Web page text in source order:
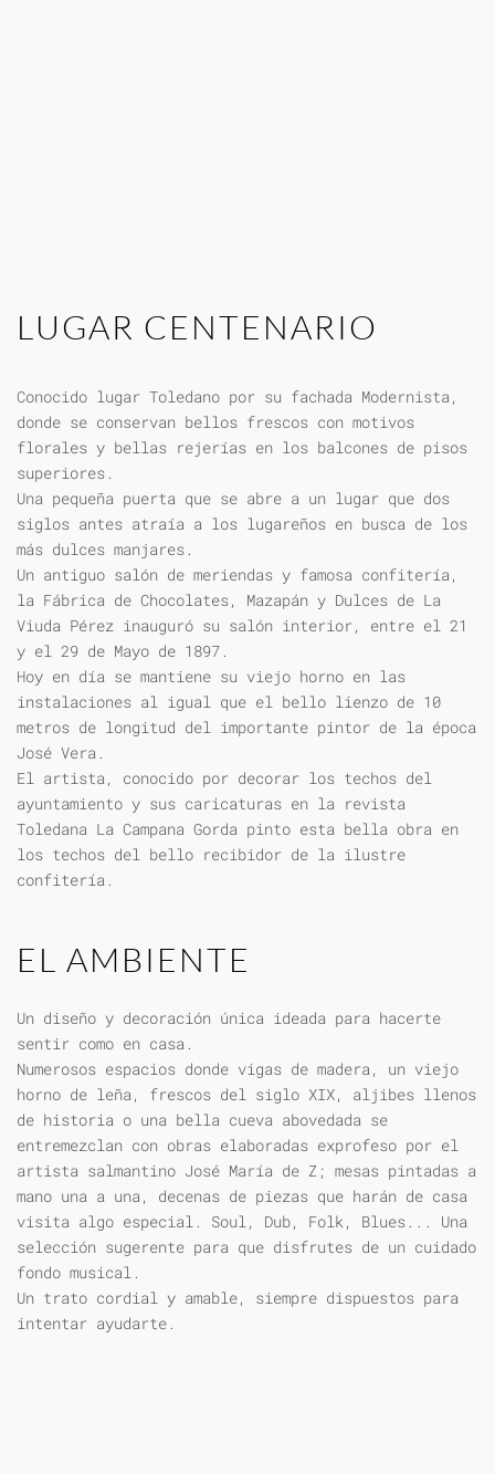
LUGAR CENTENARIO
Conocido lugar Toledano por su fachada Modernista,
donde se conservan bellos frescos con motivos
florales y bellas rejerías en los balcones de pisos
superiores.
Una pequeña puerta que se abre a un lugar que dos
siglos antes atraía a los lugareños en busca de los
más dulces manjares.
Un antiguo salón de meriendas y famosa confitería,
la Fábrica de Chocolates, Mazapán y Dulces de La
Viuda Pérez inauguró su salón interior, entre el 21
y el 29 de Mayo de 1897.
Hoy en día se mantiene su viejo horno en las
instalaciones al igual que el bello lienzo de 10
metros de longitud del importante pintor de la época
José Vera.
El artista, conocido por decorar los techos del
ayuntamiento y sus caricaturas en la revista
Toledana La Campana Gorda pinto esta bella obra en
los techos del bello recibidor de la ilustre
confitería.
EL AMBIENTE
Un diseño y decoración única ideada para hacerte
sentir como en casa.
Numerosos espacios donde vigas de madera, un viejo
horno de leña, frescos del siglo XIX, aljibes llenos
de historia o una bella cueva abovedada se
entremezclan con obras elaboradas exprofeso por el
artista salmantino José María de Z; mesas pintadas a
mano una a una, decenas de piezas que harán de casa
visita algo especial. Soul, Dub, Folk, Blues... Una
selección sugerente para que disfrutes de un cuidado
fondo musical.
Un trato cordial y amable, siempre dispuestos para
intentar ayudarte.